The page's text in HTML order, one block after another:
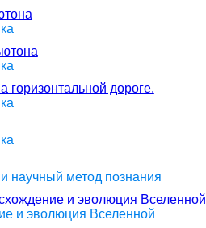
горизонтальной дороге.
научный метод познания
и эволюция Вселенной
и эволюция Вселенной